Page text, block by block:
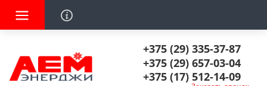
+375 (29) 335-37-87
+375 (29) 657-03-04
+375 (17) 512-14-09